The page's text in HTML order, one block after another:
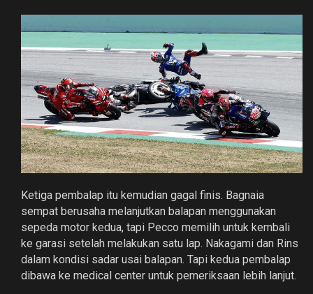
Ketiga pembalap itu kemudian gagal finis. Bagnaia
sempat berusaha melanjutkan balapan menggunakan
sepeda motor kedua, tapi Pecco memilih untuk kembali
ke garasi setelah melakukan satu lap. Nakagami dan Rins
dalam kondisi sadar usai balapan. Tapi kedua pembalap
dibawa ke medical center untuk pemeriksaan lebih lanjut.